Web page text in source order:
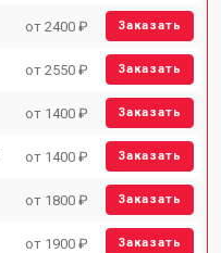
от 2400 ₽ Заказать
от 2550 ₽ Заказать
от 1400 ₽ Заказать
от 1400 ₽ Заказать
от 1800 ₽ Заказать
от 1900 ₽ Заказать